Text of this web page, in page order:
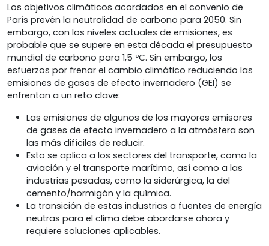
Los objetivos climáticos acordados en el convenio de
París prevén la neutralidad de carbono para 2050. Sin
embargo, con los niveles actuales de emisiones, es
probable que se supere en esta década el presupuesto
mundial de carbono para 1,5 ºC. Sin embargo, los
esfuerzos por frenar el cambio climático reduciendo las
emisiones de gases de efecto invernadero (GEI) se
enfrentan a un reto clave:
Las emisiones de algunos de los mayores emisores
de gases de efecto invernadero a la atmósfera son
las más difíciles de reducir.
Esto se aplica a los sectores del transporte, como la
aviación y el transporte marítimo, así como a las
industrias pesadas, como la siderúrgica, la del
cemento/hormigón y la química.
La transición de estas industrias a fuentes de energía
neutras para el clima debe abordarse ahora y
requiere soluciones aplicables.